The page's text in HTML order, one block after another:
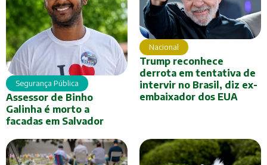
Segurança Pública
Assessor de Binho
Galinha é morto a
facadas em Salvador
Nacional
Trump reconhece
derrota em tentativa de
intervir no Brasil, diz ex-
embaixador dos EUA